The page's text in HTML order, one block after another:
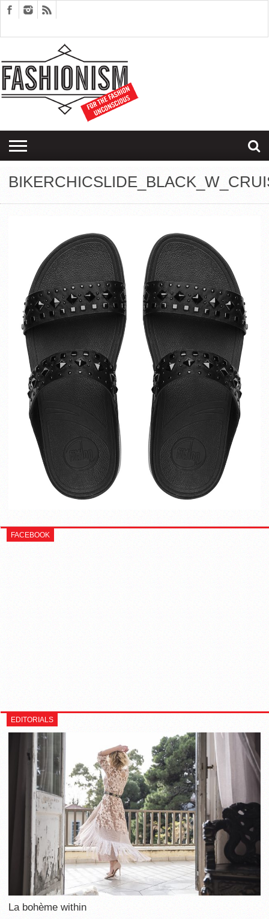
EDITORIALS
COUPLES
THERAPY
SARTORIAGRAM
FACEBOOK
EDITORIALS
La bohème within